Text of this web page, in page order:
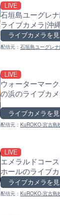
LIVE
石垣島ユーグレ
ライブカメラ|沖
ライブカメラを
配信元： 石垣島ユーグレ
LIVE
ウォーターマー
の浜のライブカ
ライブカメラを
配信元： KuROKO-宮古島
LIVE
エメラルドコー
ホールのライブ
ライブカメラを
配信元： KuROKO-宮古島